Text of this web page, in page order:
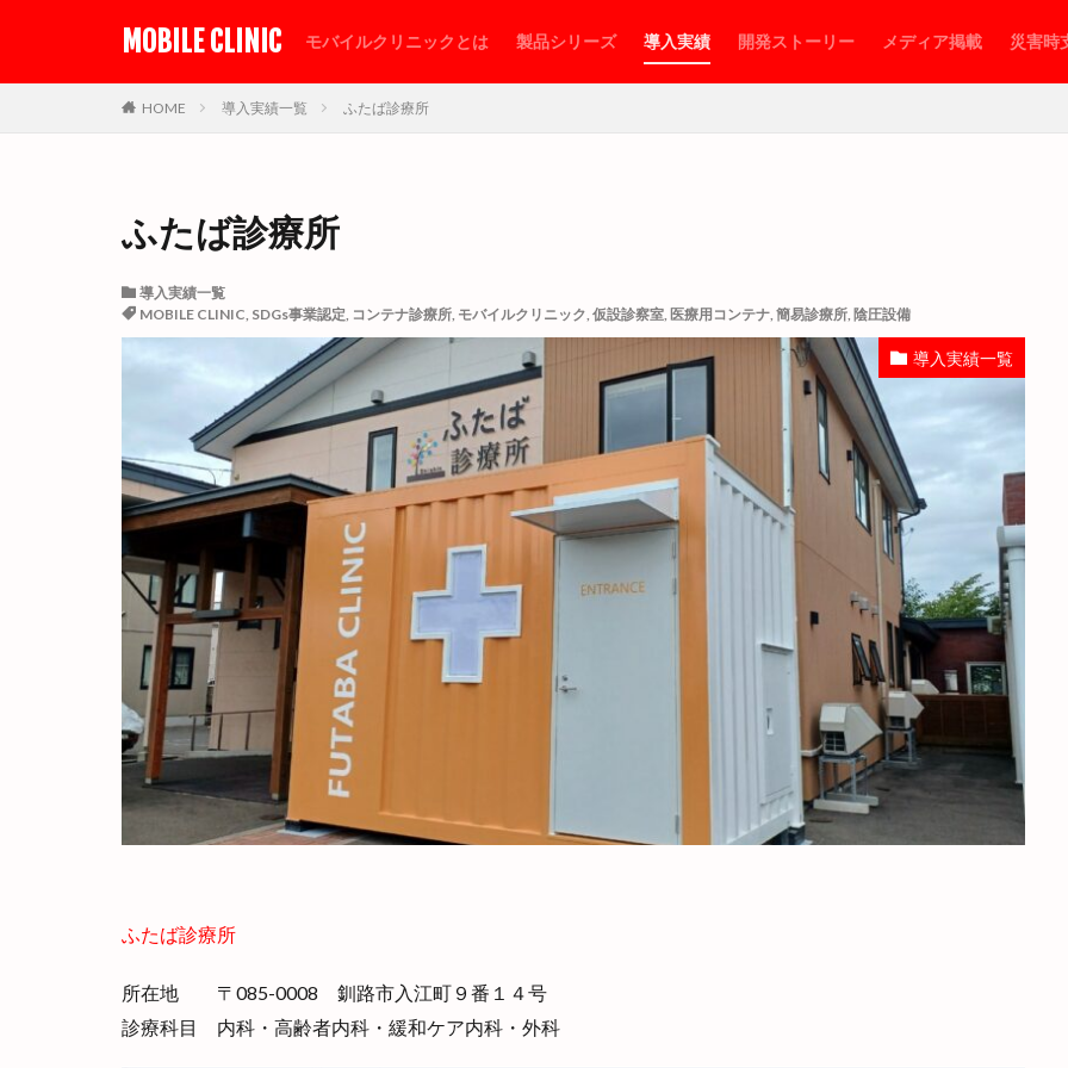
MOBILE CLINIC モバイルクリニックとは 製品シリーズ 導入実績 開発ストーリー メディア掲載 災害時
HOME 導入実績一覧 ふたば診療所
ふたば診療所
導入実績一覧
MOBILE CLINIC, SDGs事業認定, コンテナ診療所, モバイルクリニック, 仮設診察室, 医療用コンテナ, 簡易診療所, 陰圧設備
導入実績一覧
ふたば診療所
所在地 〒 085-0008 釧路市入江町９番１４号
診療科目 内科・高齢者内科・緩和ケア内科・外科
カテゴリー
エルアー
トイレ付コンテナ
トイレ付プレハブ トレーラーハウス ナノゾーンコート
プ
プレハブ診療所
メディア掲載 モバイルクリニック モバイルクリニックの特徴
仮設待合室
仮設病床 仮設発熱外来 仮設診察室 倉庫
個人防護具保管倉庫
個人防護具保管庫
医療用コンテナ 在宅診療
導入実績一覧
建築用コンテナ 感染症対策 海神丸 災害時支援
積載デモンストレーション
簡易診察室 簡易診療所 被災地支援 製品シリーズ
震災と未来のこうべ博